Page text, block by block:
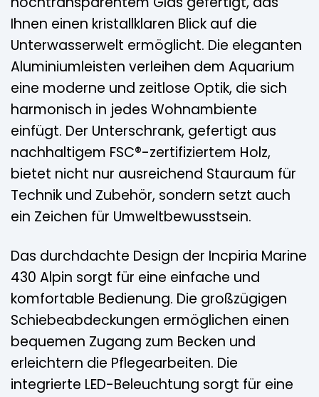
Ihnen einen kristallklaren Blick auf die
Unterwasserwelt ermöglicht. Die eleganten
Aluminiumleisten verleihen dem Aquarium
eine moderne und zeitlose Optik, die sich
harmonisch in jedes Wohnambiente
einfügt. Der Unterschrank, gefertigt aus
nachhaltigem FSC®-zertifiziertem Holz,
bietet nicht nur ausreichend Stauraum für
Technik und Zubehör, sondern setzt auch
ein Zeichen für Umweltbewusstsein.
Das durchdachte Design der Incpiria Marine
430 Alpin sorgt für eine einfache und
komfortable Bedienung. Die großzügigen
Schiebeabdeckungen ermöglichen einen
bequemen Zugang zum Becken und
erleichtern die Pflegearbeiten. Die
integrierte LED-Beleuchtung sorgt für eine